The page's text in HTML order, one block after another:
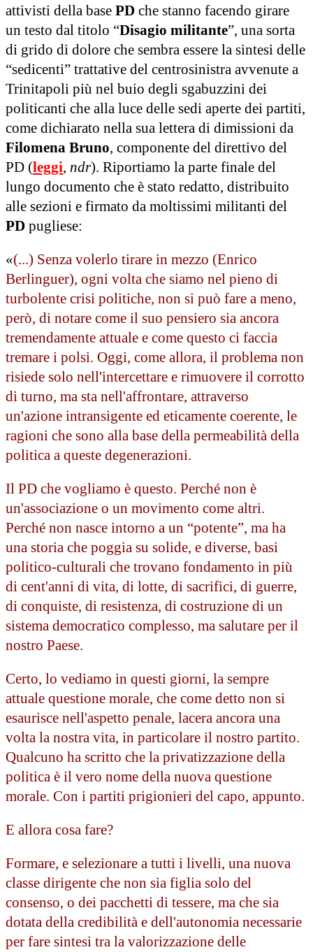
attivisti della base PD che stanno facendo girare
un testo dal titolo “Disagio militante”, una sorta
di grido di dolore che sembra essere la sintesi delle
“sedicenti” trattative del centrosinistra avvenute a
Trinitapoli più nel buio degli sgabuzzini dei
politicanti che alla luce delle sedi aperte dei partiti,
come dichiarato nella sua lettera di dimissioni da
Filomena Bruno, componente del direttivo del
PD (leggi, ndr). Riportiamo la parte finale del
lungo documento che è stato redatto, distribuito
alle sezioni e firmato da moltissimi militanti del
PD pugliese:
«(...) Senza volerlo tirare in mezzo (Enrico
Berlinguer), ogni volta che siamo nel pieno di
turbolente crisi politiche, non si può fare a meno,
però, di notare come il suo pensiero sia ancora
tremendamente attuale e come questo ci faccia
tremare i polsi. Oggi, come allora, il problema non
risiede solo nell'intercettare e rimuovere il corrotto
di turno, ma sta nell'affrontare, attraverso
un'azione intransigente ed eticamente coerente, le
ragioni che sono alla base della permeabilità della
politica a queste degenerazioni.
Il PD che vogliamo è questo. Perché non è
un'associazione o un movimento come altri.
Perché non nasce intorno a un “potente”, ma ha
una storia che poggia su solide, e diverse, basi
politico-culturali che trovano fondamento in più
di cent'anni di vita, di lotte, di sacrifici, di guerre,
di conquiste, di resistenza, di costruzione di un
sistema democratico complesso, ma salutare per il
nostro Paese.
Certo, lo vediamo in questi giorni, la sempre
attuale questione morale, che come detto non si
esaurisce nell'aspetto penale, lacera ancora una
volta la nostra vita, in particolare il nostro partito.
Qualcuno ha scritto che la privatizzazione della
politica è il vero nome della nuova questione
morale. Con i partiti prigionieri del capo, appunto.
E allora cosa fare?
Formare, e selezionare a tutti i livelli, una nuova
classe dirigente che non sia figlia solo del
consenso, o dei pacchetti di tessere, ma che sia
dotata della credibilità e dell'autonomia necessarie
per fare sintesi tra la valorizzazione delle